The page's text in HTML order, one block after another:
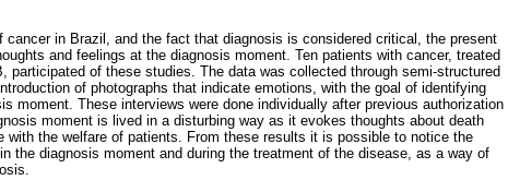
in Brazil, and the fact that diagnosis is considered critical, the present
and feelings at the diagnosis moment. Ten patients with cancer, treated
of these studies. The data was collected through semi-structured
of photographs that indicate emotions, with the goal of identifying
moment. These interviews were done individually after previous authorization
moment is lived in a disturbing way as it evokes thoughts about death
with the welfare of patients. From these results it is possible to notice the
the diagnosis moment and during the treatment of the disease, as a way of